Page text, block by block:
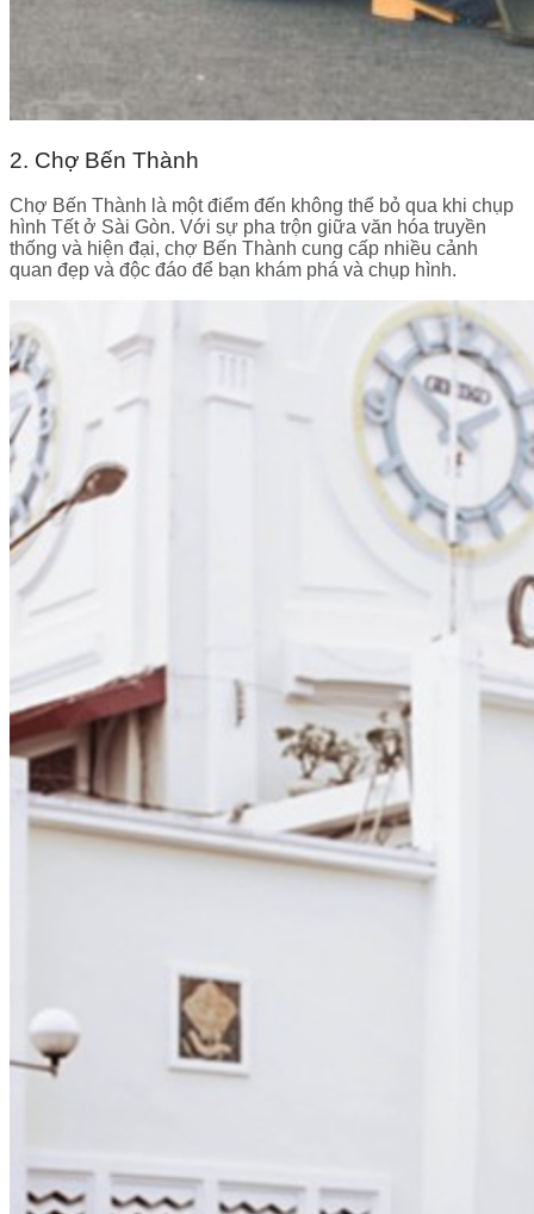
2. Chợ Bến Thành
Chợ Bến Thành là một điểm đến không thể bỏ qua khi chụp
hình Tết ở Sài Gòn. Với sự pha trộn giữa văn hóa truyền
thống và hiện đại, chợ Bến Thành cung cấp nhiều cảnh
quan đẹp và độc đáo để bạn khám phá và chụp hình.